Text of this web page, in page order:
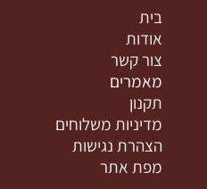
בית
אודות
צור קשר
מאמרים
תקנון
מדיניות משלוחים
הצהרת נגישות
מפת אתר